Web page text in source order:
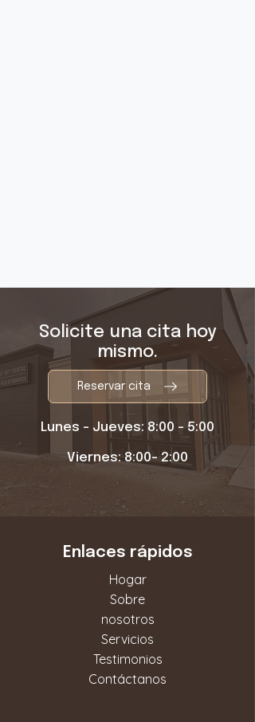
Solicite una cita hoy
mismo.
Reservar cita
Lunes - Jueves: 8:00 - 5:00
Viernes: 8:00- 2:00
Enlaces rápidos
Hogar
Sobre
nosotros
Servicios
Testimonios
Contáctanos